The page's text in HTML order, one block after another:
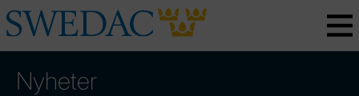
Nyheter